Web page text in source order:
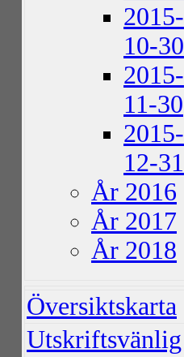
2015-
10-30
2015-
11-30
2015-
12-31
År 2016
År 2017
År 2018
Översiktskarta
Utskriftsvänlig